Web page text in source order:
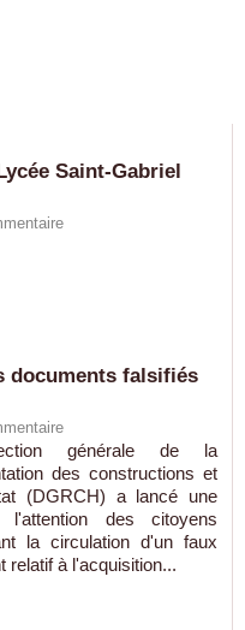
Saint-Gabriel
documents falsifiés
générale de la
des constructions et
(DGRCH) a lancé une
des citoyens
la circulation d'un faux
relatif à l'acquisition...